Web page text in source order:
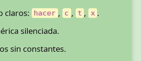
claros:
hacer , c , t , x .
silenciada.
sin constantes.